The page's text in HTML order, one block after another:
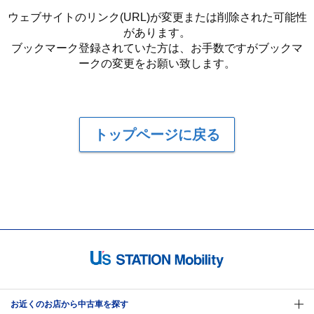
ウェブサイトのリンク(URL)が変更または削除された可能性
があります。
ブックマーク登録されていた方は、お手数ですがブックマ
ークの変更をお願い致します。
トップページに戻る
お近くのお店から中古車を探す